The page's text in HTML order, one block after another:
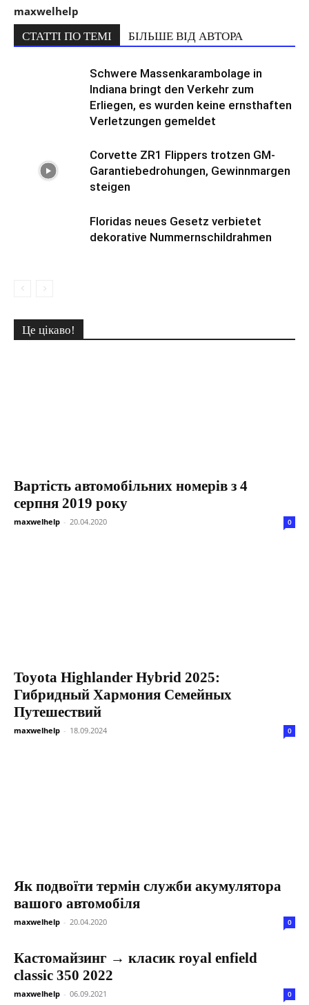
maxwelhelp
СТАТТІ ПО ТЕМІ БІЛЬШЕ ВІД АВТОРА
Schwere Massenkarambolage in
Indiana bringt den Verkehr zum
Erliegen, es wurden keine ernsthaften
Verletzungen gemeldet
Corvette ZR1 Flippers trotzen GM-
Garantiebedrohungen, Gewinnmargen
steigen
Floridas neues Gesetz verbietet
dekorative Nummernschildrahmen
Це цікаво!
Вартість автомобільних номерів з 4
серпня 2019 року
maxwelhelp - 20.04.2020 0
Toyota Highlander Hybrid 2025:
Гибридный Хармония Семейных
Путешествий
maxwelhelp - 18.09.2024 0
Як подвоїти термін служби акумулятора
вашого автомобіля
maxwelhelp - 20.04.2020 0
Кастомайзинг → класик royal enfield
classic 350 2022
maxwelhelp - 06.09.2021 0